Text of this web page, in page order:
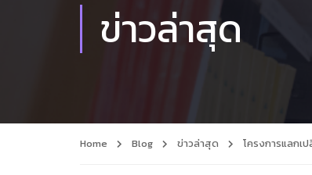
ข่าวล่าสุด
Home Blog ข่าวล่าสุด โครงการแลกเ